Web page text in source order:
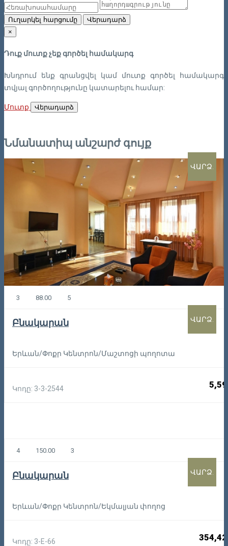
Ուղարկել հարցումը
Վերադարձ
×
Դուք մուտք չեք գործել համակարգ
Խնդրում ենք գրանցվել կամ մուտք գործել համակարգ
տվյալ գործողությունը կատարելու համար:
Մուտք Վերադարձ
Նմանատիպ անշարժ գույք
ՎԱՐՁ.
3 88.00 5
Բնակարան
Երևան/Փոքր Կենտրոն/Մաշտոցի պողոտա
Կոդը: 3-3-2544
ՎԱՐՁ.
4 150.00 3
Բնակարան
Երևան/Փոքր Կենտրոն/Եկմալյան փողոց
Կոդը: 3-E-66
ՎԱՐՁ.